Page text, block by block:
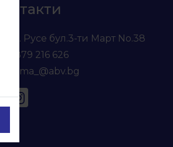
Контакти
гр. Русе бул.3-ти Март No.38
0879 216 626
voma_@abv.bg